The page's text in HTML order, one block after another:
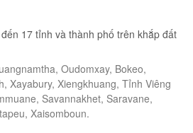
17 tỉnh và thành phố trên khắp đất
Oudomxay, Bokeo,
Xayabury, Xiengkhuang, Tỉnh Viêng
Savannakhet, Saravane,
Xaisomboun.